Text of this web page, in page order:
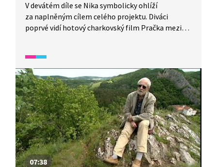
V devátém díle se Nika symbolicky ohlíží
za naplněným cílem celého projektu. Diváci
poprvé vidí hotový charkovský film Pračka mezi
moment, kdy na jejich město dopadla první
raketa, chaos útěku a společné shromáždění
v jedné kuchyni. Odtud se ve filmu děti dostávají
do „prázdna“ prostřednictvím symbolické pračky.
Ve filmu jsou zpracované vlastní prožitky dětí
a převedeny do filmové podoby se symbolickým
přesahem.
07:38